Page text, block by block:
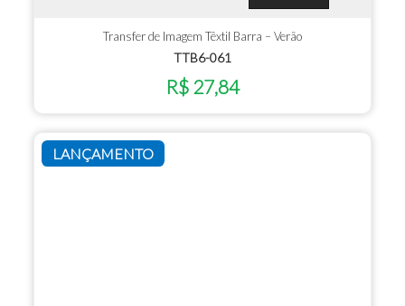
Transfer de Imagem Têxtil Barra – Verão
TTB6-061
R$ 27,84
LANÇAMENTO